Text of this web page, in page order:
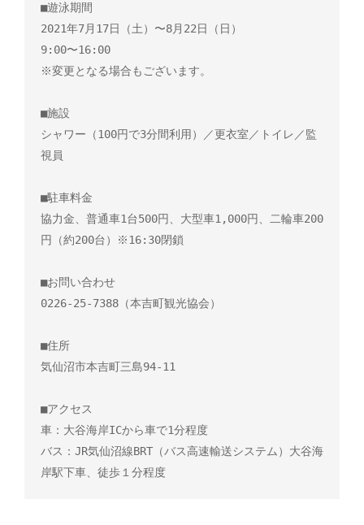
■遊泳期間
2021年7月17日（土）〜8月22日（日）
9:00〜16:00
※変更となる場合もございます。
■施設
シャワー（100円で3分間利用）／更衣室／トイレ／監
視員
■駐車料金
協力金、普通車1台500円、大型車1,000円、二輪車200
円（約200台）※16:30閉鎖
■お問い合わせ
0226-25-7388（本吉町観光協会）
■住所
気仙沼市本吉町三島94-11
■アクセス
車：大谷海岸ICから車で1分程度
バス：JR気仙沼線BRT（バス高速輸送システム）大谷海
岸駅下車、徒歩１分程度